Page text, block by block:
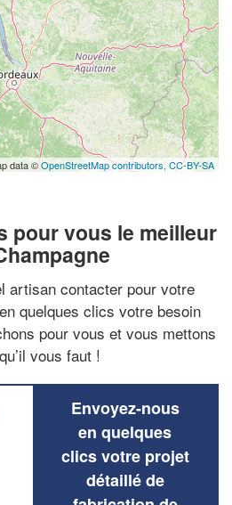
data ©OpenStreetMap contributors, CC-BY-SA
pour vous le meilleur
artisan contacter pour votre
quelques clics votre besoin
pour vous et vous mettons
vous faut !
Envoyez-nous
en quelques
clics votre projet
détaillé de